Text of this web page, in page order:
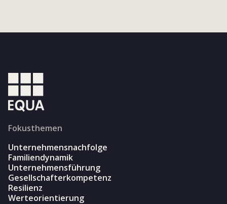
Fokusthemen
Unternehmensnachfolge
Familiendynamik
Unternehmensführung
Gesellschafterkompetenz
Resilienz
Werteorientierung